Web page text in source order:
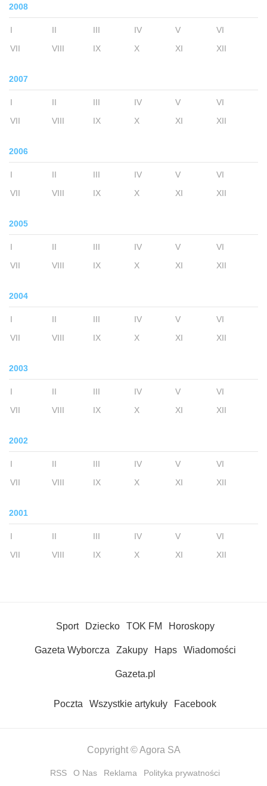
2008
I II III IV V
VI
VII
VIII IX X XI XII
2007
I II III IV V
VI
VII
VIII IX X XI XII
2006
I II III IV V
VI
VII
VIII IX X XI XII
2005
I II III IV V
VI
VII
VIII IX X XI XII
2004
I II III IV V
VI
VII
VIII IX X XI XII
2003
I II III IV V
VI
VII
VIII IX X XI XII
2002
I II III IV V
VI
VII
VIII IX X XI XII
2001
I II III IV V
VI
VII
VIII IX X XI XII
Sport Dziecko TOK FM Horoskopy
Gazeta Wyborcza Zakupy Haps Wiadomości
Gazeta.pl
Poczta Wszystkie artykuły Facebook
Copyright © Agora SA
RSS O Nas Reklama
Polityka prywatności